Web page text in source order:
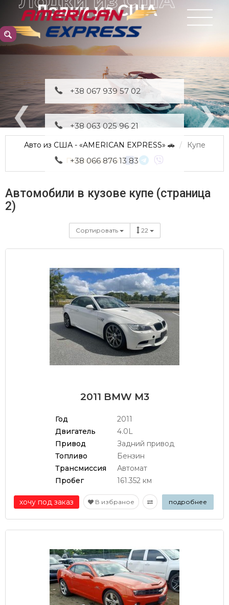
Доставка из
+38 067 939 57 02
+38 063 025 96 21
+38 066 876 13 83
Авто из США - «AMERICAN EXPRESS» 🚗
Купе
Поделиться в:
Автомобили в кузове купе (страница
2)
Сортировать 22
2011 BMW M3
Год
2011
Двигатель
4.0L
Привод
Задний привод
Топливо
Бензин
Трансмиссия
Автомат
Пробег
161.352 км
хочу под заказ В избраное подробнее